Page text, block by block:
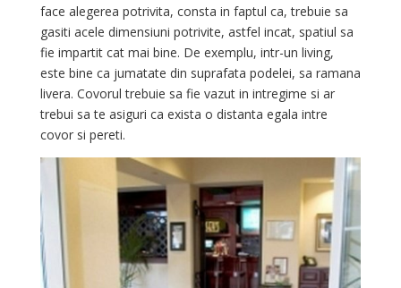
face alegerea potrivita, consta in faptul ca, trebuie sa
gasiti acele dimensiuni potrivite, astfel incat, spatiul sa
fie impartit cat mai bine. De exemplu, intr-un living,
este bine ca jumatate din suprafata podelei, sa ramana
livera. Covorul trebuie sa fie vazut in intregime si ar
trebui sa te asiguri ca exista o distanta egala intre
covor si pereti.